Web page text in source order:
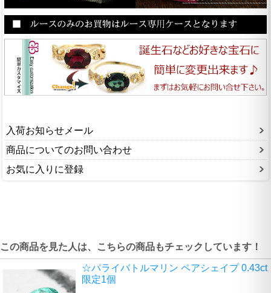
入荷お知らせメール
商品についてのお問い合わせ
お気に入りに登録
この商品を見た人は、こちらの商品もチェックしています！
☆パライバトルマリン ペアシェイプ 0.43ct
限定1個